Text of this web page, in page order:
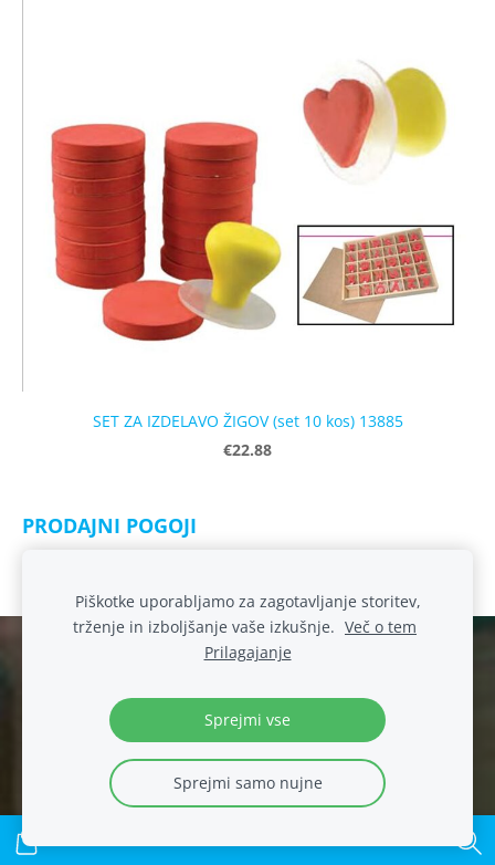
PRODAJNI POGOJI
SET ZA IZDELAVO ŽIGOV (set 10 kos) 13885
€22.88
Spletna trgovina
Ustvarjamo domišljijo. Že od leta 1990
Piškotke uporabljamo za zagotavljanje storitev,
trženje in izboljšanje vaše izkušnje. Več o tem
Prilagajanje
Sprejmi vse
Sprejmi samo nujne